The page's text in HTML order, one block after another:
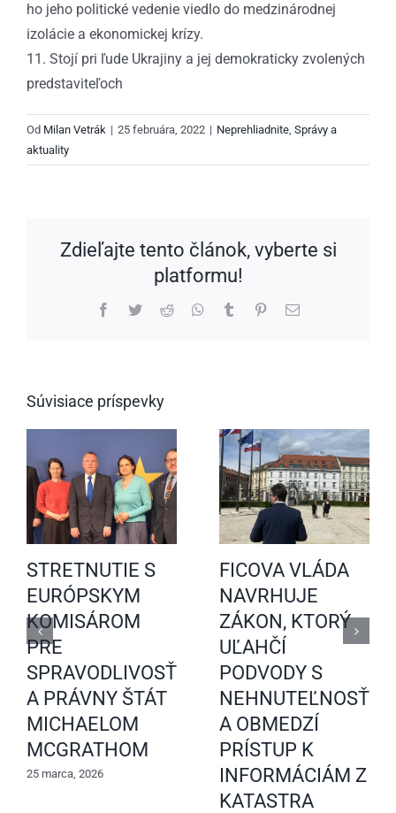
ho jeho politické vedenie viedlo do medzinárodnej
izolácie a ekonomickej krízy.
11. Stojí pri ľude Ukrajiny a jej demokraticky zvolených
predstaviteľoch
Od Milan Vetrák | 25 februára, 2022 | Neprehliadnite, Správy a
aktuality
Zdieľajte tento článok, vyberte si
platformu!
Facebook
TwitterReddit WhatsApp
Tumblr PinterestEmail
Súvisiace príspevky
STRETNUTIE S
EURÓPSKYM
KOMISÁROM
PRE
SPRAVODLIVOSŤ
A PRÁVNY ŠTÁT
MICHAELOM
MCGRATHOM
25 marca, 2026
FICOVA VLÁDA
NAVRHUJE
ZÁKON, KTORÝ
UĽAHČÍ
PODVODY S
A OBMEDZÍ
PRÍSTUP K
INFORMÁCIÁM Z
KATASTRA